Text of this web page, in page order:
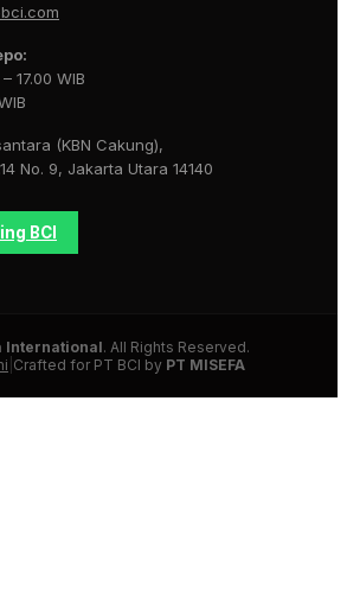
17.00 WIB
(KBN Cakung),
No. 9, Jakarta Utara 14140
BCI
International. All Rights Reserved.
Crafted for PT BCI by PT MISEFA